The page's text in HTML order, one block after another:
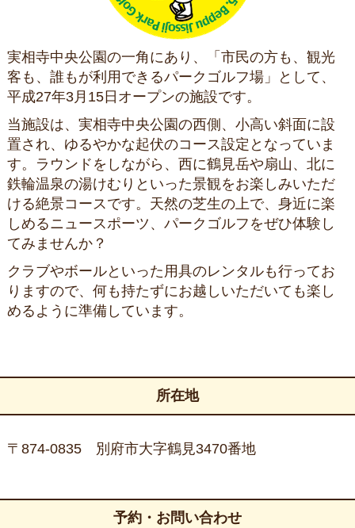
実相寺中央公園の一角にあり、「市民の方も、観光
客も、誰もが利用できるパークゴルフ場」として、
平成27年3月15日オープンの施設です。
当施設は、実相寺中央公園の西側、小高い斜面に設
置され、ゆるやかな起伏のコース設定となっていま
す。ラウンドをしながら、西に鶴見岳や扇山、北に
鉄輪温泉の湯けむりといった景観をお楽しみいただ
ける絶景コースです。天然の芝生の上で、身近に楽
しめるニュースポーツ、パークゴルフをぜひ体験し
てみませんか？
クラブやボールといった用具のレンタルも行ってお
りますので、何も持たずにお越しいただいても楽し
めるように準備しています。
所在地
〒874-0835 別府市大字鶴見3470番地
予約・お問い合わせ